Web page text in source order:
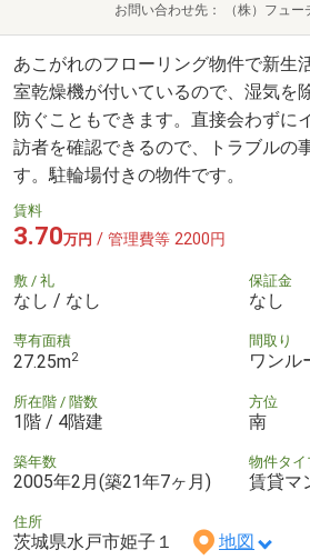
お問い合わせ先 （株）フュ
あこがれのフローリング物件で新
室乾燥機が付いているので、湿気を
防ぐこともできます。直接会わずに
訪者を確認できるので、トラブルの
す。駐輪場付きの物件です。
賃料
3.70万円 / 管理費等 2200円
敷 / 礼
なし / なし
保証金
なし
専有面積
27.25m2
間取り
ワンル
所在階 / 階数
1階 / 4階建
方位
南
築年数
2005年2月(築21年7ヶ月)
物件タイ
賃貸マ
住所
茨城県水戸市姫子１ 地図